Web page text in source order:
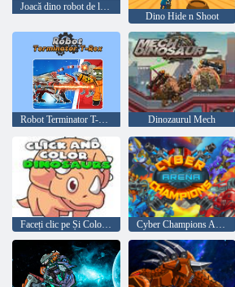
Joacă dino robot de luptă război
Dino Hide n Shoot
Robot Terminator T-Rex Dinozaurul Mech
Faceți clic pe Și Colorați Dinozaurii Cyber ​​Champions Arena